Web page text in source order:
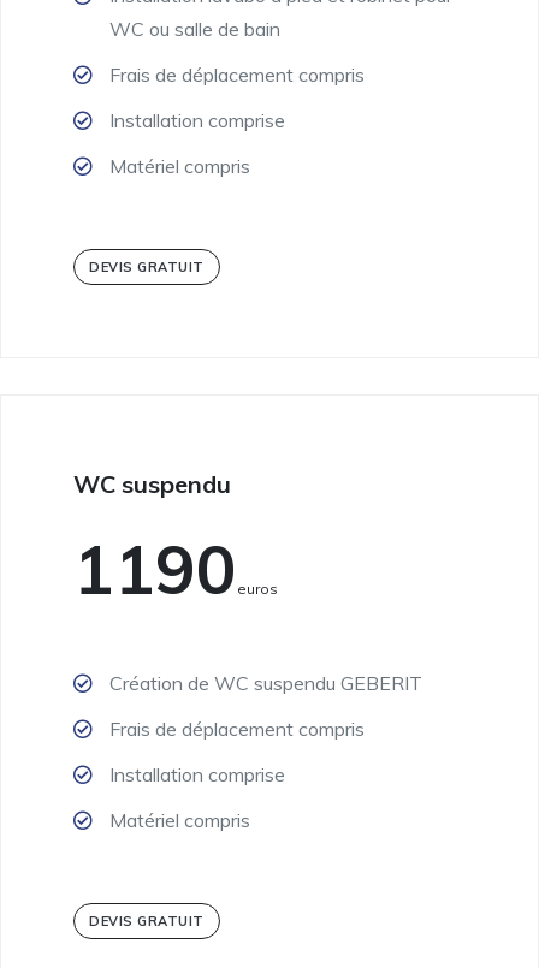
WC ou salle de bain
Frais de déplacement compris
Installation comprise
Matériel compris
DEVIS GRATUIT
WC suspendu
1190 Euros
Création de WC suspendu GEBERIT
Frais de déplacement compris
Installation comprise
Matériel compris
DEVIS GRATUIT